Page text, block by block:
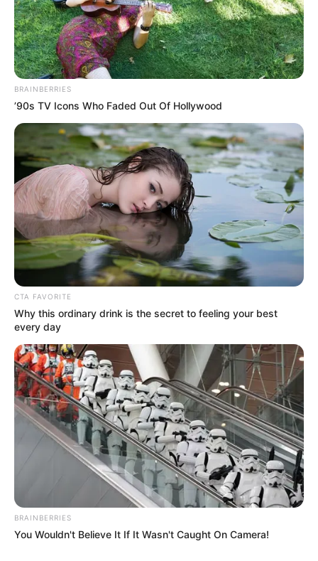
BRAINBERRIES
’90s TV Icons Who Faded Out Of Hollywood
CTA FAVORITE
Why this ordinary drink is the secret to feeling your best
every day
BRAINBERRIES
You Wouldn't Believe It If It Wasn't Caught On Camera!